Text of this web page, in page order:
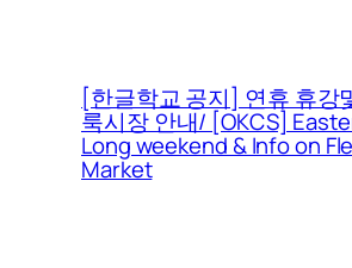
[한글학교 공지] 연휴 휴강
룩시장 안내/ [OKCS]
Long weekend & Info on
Market